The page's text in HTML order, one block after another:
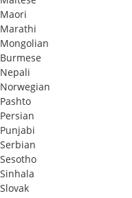
Maori
Marathi
Mongolian
Burmese
Nepali
Norwegian
Pashto
Persian
Punjabi
Serbian
Sesotho
Sinhala
Slovak